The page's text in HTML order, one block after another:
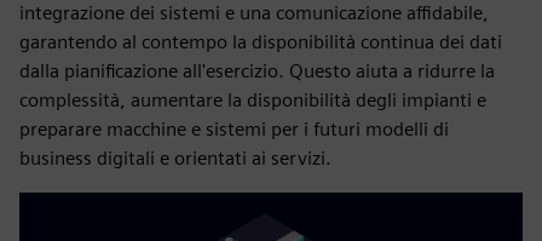
integrazione dei sistemi e una comunicazione affidabile,
garantendo al contempo la disponibilità continua dei dati
dalla pianificazione all'esercizio. Questo aiuta a ridurre la
complessità, aumentare la disponibilità degli impianti e
preparare macchine e sistemi per i futuri modelli di
business digitali e orientati ai servizi.